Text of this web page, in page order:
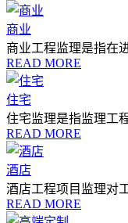
商业
商业工程监理是指在
READ MORE
住宅
住宅监理是指监理工
READ MORE
酒店
酒店工程项目监理对
READ MORE